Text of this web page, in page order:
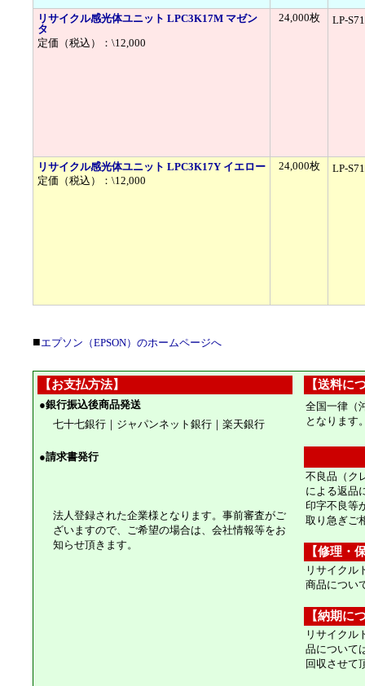
リサイクル感光体ユニット LPC3K17M マゼン
タ
定価（税込）：\12,000
24,000枚 LP-
リサイクル感光体ユニット LPC3K17Y イエロー
定価（税込）：\12,000
24,000枚 LP-
■エプソン（EPSON）のホームページへ
【お支払方法】 【送料に
●銀行振込後商品発送
全国一律（
となります
七十七銀行｜ジャパンネット銀行｜楽天銀行
●請求書発行
法人登録された企業様となります。事前審査がご
ざいますので、ご希望の場合は、会社情報等をお
知らせ頂きます。
不良品（ク
による返品
印字不良等
取り急ぎご
【修理・
リサイクル
商品につい
【納期に
リサイクル
品について
回収させて